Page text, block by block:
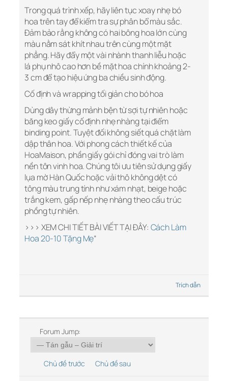
Trong quá trình xếp, hãy liên tục xoay nhẹ bó
hoa trên tay để kiểm tra sự phân bổ màu sắc.
Đảm bảo rằng không có hai bông hoa lớn cùng
màu nằm sát khít nhau trên cùng một mặt
phẳng. Hãy đẩy một vài nhành thanh liễu hoặc
lá phụ nhô cao hơn bề mặt hoa chính khoảng 2-
3 cm để tạo hiệu ứng ba chiều sinh động.
Cố định và wrapping tối giản cho bó hoa
Dùng dây thừng mảnh bện từ sợi tự nhiên hoặc
băng keo giấy cố định nhẹ nhàng tại điểm
binding point. Tuyệt đối không siết quá chặt làm
dập thân hoa. Với phong cách thiết kế của
HoaMaison, phần giấy gói chỉ đóng vai trò làm
nền tôn vinh hoa. Chúng tôi ưu tiên sử dụng giấy
lụa mờ Hàn Quốc hoặc vải thô không dệt có
tông màu trung tính như xám nhạt, beige hoặc
trắng kem, gấp nếp nhẹ nhàng theo cấu trúc
phồng tự nhiên.
>>> XEM CHI TIẾT BÀI VIẾT TẠI ĐÂY: Cách Làm
Hoa 20-10 Tặng Mẹ“
Trích dẫn
Forum Jump:
Chủ đề trước Chủ đề sau